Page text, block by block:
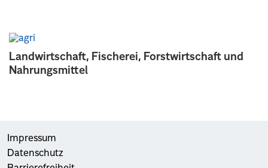
Landwirtschaft, Fischerei, Forstwirtschaft und
Nahrungsmittel
Impressum
Datenschutz